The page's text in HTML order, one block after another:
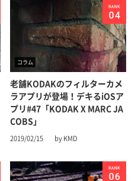
コラム
老舗KODAKのフィルターカメ
ラアプリが登場！デキるiOSア
プリ#47「KODAK X MARC JA
COBS」
2019/02/15 by KMD